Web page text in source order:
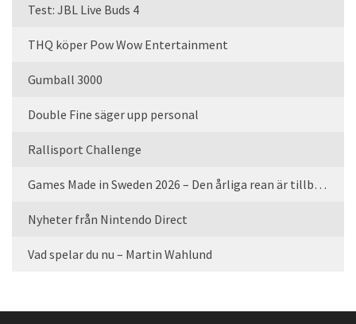
Test: JBL Live Buds 4
THQ köper Pow Wow Entertainment
Gumball 3000
Double Fine säger upp personal
Rallisport Challenge
Games Made in Sweden 2026 – Den årliga rean är tillbaka
Nyheter från Nintendo Direct
Vad spelar du nu – Martin Wahlund